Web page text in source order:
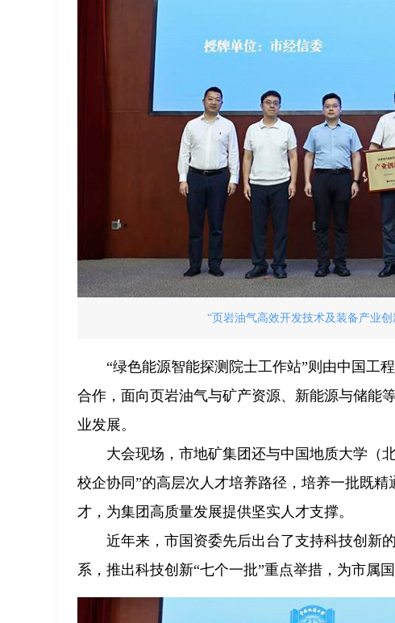
“页岩油气高效开发技术及装备产业
“绿色能源智能探测院士工作站”则由中国工
合作，面向页岩油气与矿产资源、新能源与储能
业发展。
大会现场，市地矿集团还与中国地质大学（
校企协同”的高层次人才培养路径，培养一批既
才，为集团高质量发展提供坚实人才支撑。
近年来，市国资委先后出台了支持科技创新
系，推出科技创新“七个一批”重点举措，为市属